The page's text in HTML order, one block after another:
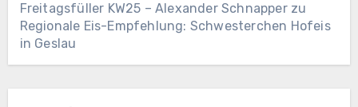
Freitagsfüller KW25 – Alexander Schnapperzu
Regionale Eis-Empfehlung: Schwesterchen Hofeis
in Geslau